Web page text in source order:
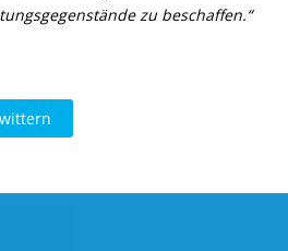
zu beschaffen.“